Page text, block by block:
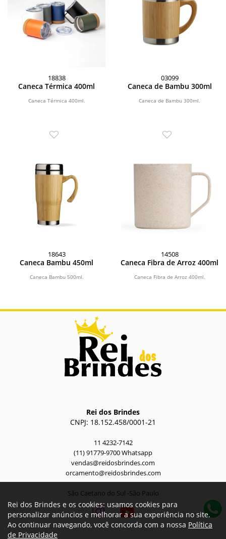
18838
Caneca Térmica 400ml
Caneca Térmica 400ml.
03099
Caneca de Bambu 300ml
Caneca de Bambu 300ml.
18643
Caneca Bambu 450ml
Caneca Bambu 500ml.
14508
Caneca Fibra de Arroz 400ml
Caneca Fibra de Arroz 400ml.
Rei dos Brindes
CNPJ: 18.152.458/0001-21
11 4232-7142
(11) 91779-9700 Whatsapp
vendas@reidosbrindes.com
orcamento@reidosbrindes.com
São Caetano do Sul -São Paulo
Rei dos Brindes e os cookies: usamos cookies para
personalizar anúncios e melhorar a sua experiência no site.
Ao continuar navegando, você concorda com a nossa Política
de Privacidade